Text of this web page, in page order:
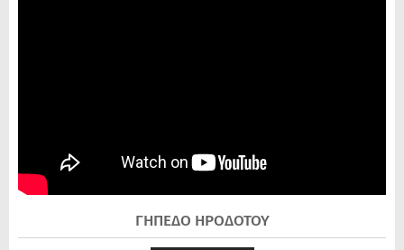
ΓΗΠΕΔΟ ΗΡΟΔΟΤΟΥ